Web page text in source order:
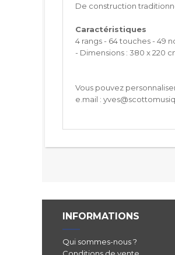
De construction
Caractéristiques
4 rangs - 64 touches - 49
- Dimensions : 380 x 220
Vous pouvez
e.mail :
INFORMATIONS
Qui sommes-nous ?